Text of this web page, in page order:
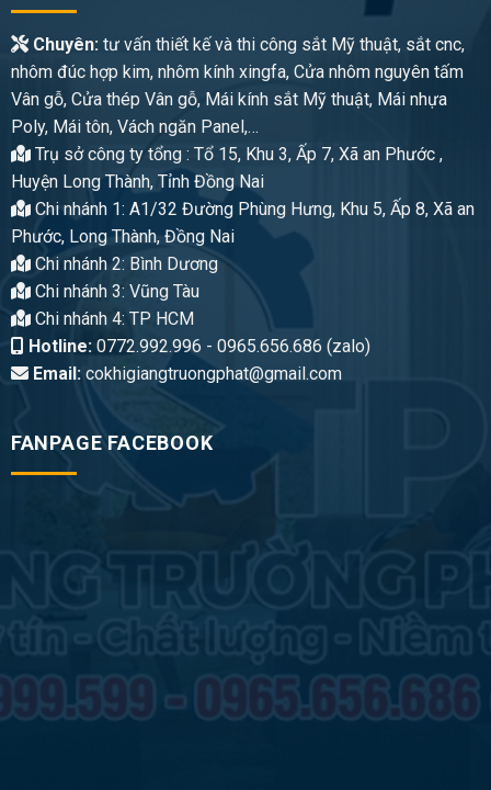
Chuyên:tư vấn thiết kế và thi công sắt Mỹ thuật, sắt cnc,
nhôm đúc hợp kim, nhôm kính xingfa, Cửa nhôm nguyên tấm
Vân gỗ, Cửa thép Vân gỗ, Mái kính sắt Mỹ thuật, Mái nhựa
Poly, Mái tôn, Vách ngăn Panel,…
Trụ sở công ty tổng : Tổ 15, Khu 3, Ấp 7, Xã an Phước ,
Huyện Long Thành, Tỉnh Đồng Nai
Chi nhánh 1: A1/32 Đường Phùng Hưng, Khu 5, Ấp 8, Xã an
Phước, Long Thành, Đồng Nai
Chi nhánh 2: Bình Dương
Chi nhánh 3: Vũng Tàu
Chi nhánh 4: TP HCM
Hotline:0772.992.996 - 0965.656.686 (zalo)
Email:cokhigiangtruongphat@gmail.com
FANPAGE FACEBOOK